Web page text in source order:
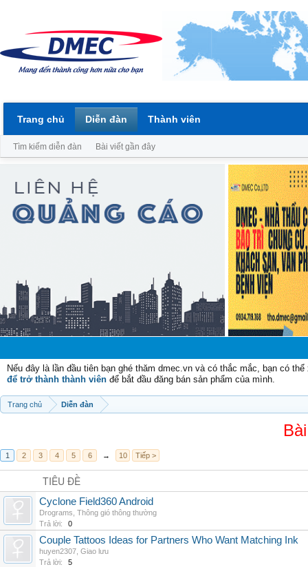
Nếu đây là lần đầu tiên bạn ghé thăm dmec.vn và có thắc mắc, bạn có
để trở thành thành viên để bắt đầu đăng bán sản phẩm của mình.
Trang chủ Diễn đàn
1 2 3 4 5 6 → 10 Tiếp >
TIÊU ĐỀ
Cyclone Field360 Android
Drograms Thông gió thông thường
Trả lời:
0
Couple Tattoos Ideas for Partners Who Want Matching Ink
huyen2307 Giao lưu
Trả lời:
5
Trang chủ Diễn đàn
Tìm kiếm diễn đàn Bài viết gần đây
Thành viên